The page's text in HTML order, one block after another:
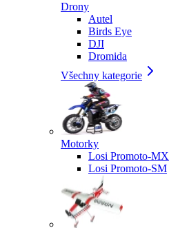
Drony
Autel
Birds Eye
DJI
Dromida
Všechny kategorie
Motorky
Losi Promoto-MX
Losi Promoto-SM